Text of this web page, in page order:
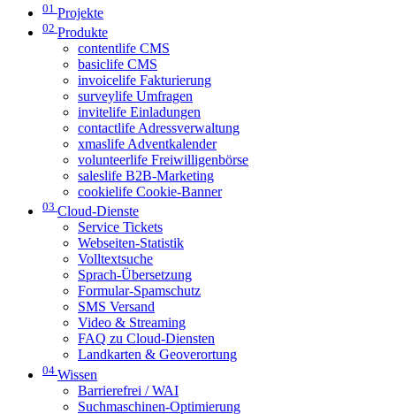
01 Projekte
02 Produkte
contentlife CMS
basiclife CMS
invoicelife Fakturierung
surveylife Umfragen
invitelife Einladungen
contactlife Adressverwaltung
xmaslife Adventkalender
volunteerlife Freiwilligenbörse
saleslife B2B-Marketing
cookielife Cookie-Banner
03 Cloud-Dienste
Service Tickets
Webseiten-Statistik
Volltextsuche
Sprach-Übersetzung
Formular-Spamschutz
SMS Versand
Video & Streaming
FAQ zu Cloud-Diensten
Landkarten & Geoverortung
04 Wissen
Barrierefrei / WAI
Suchmaschinen-Optimierung